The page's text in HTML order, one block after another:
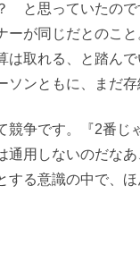
と思っていたので
ーが同じだとのこと
は取れる、と踏んで
ソンともに、まだ存
競争です。『2番じ
通用しないのだなあ
する意識の中で、